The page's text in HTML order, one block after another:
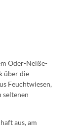
Oder-Neiße-
über die
Feuchtwiesen,
seltenen
aus, am